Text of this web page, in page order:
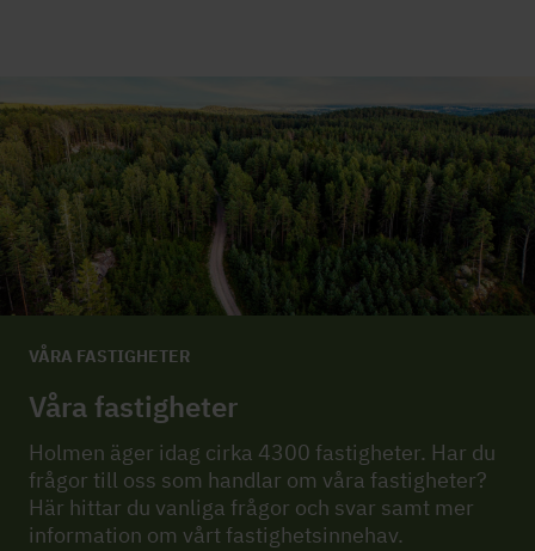
VÅRA FASTIGHETER
Våra fastigheter
Holmen äger idag cirka 4300 fastigheter. Har du
frågor till oss som handlar om våra fastigheter?
Här hittar du vanliga frågor och svar samt mer
information om vårt fastighetsinnehav.